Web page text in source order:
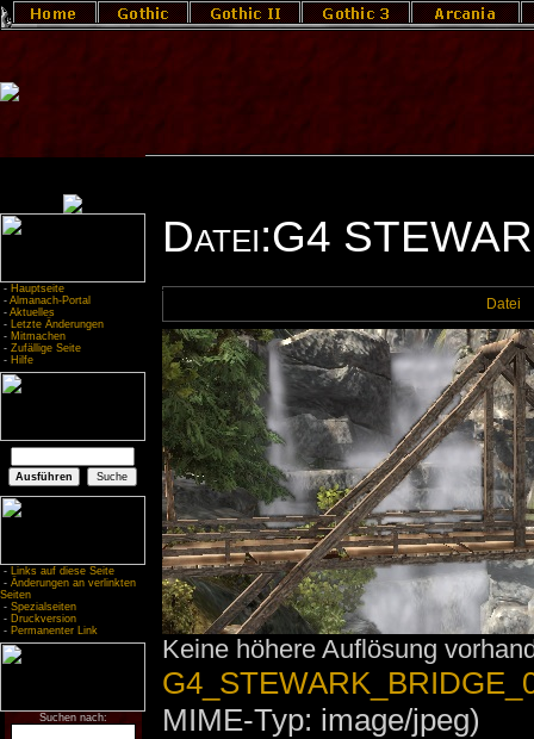
- Hauptseite
- Almanach-Portal
- Aktuelles
- Letzte Änderungen
- Mitmachen
- Zufällige Seite
- Hilfe
- Links auf diese Seite
- Änderungen an verlinkten
Seiten
- Spezialseiten
- Druckversion
- Permanenter Link
Suchen nach:
Datei:G4
Datei
Keine höhere Auflösung
MIME-Typ: image/jpeg)